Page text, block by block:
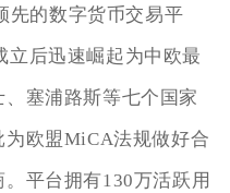
先的数字货币交易平
立后迅速崛起为中欧最
塞浦路斯等七个国家
欧盟MiCA法规做好合
平台拥有130万活跃用